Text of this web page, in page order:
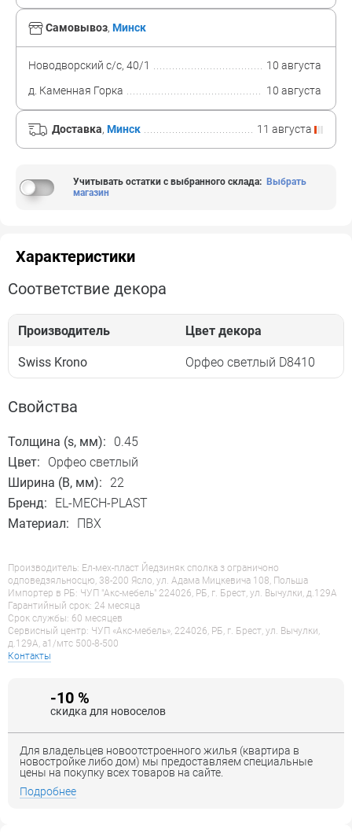
Самовывоз, Минск
Новодворский с/с, 40/1
10 августа
д. Каменная Горка
10 августа
Доставка, Минск 11 августа
Учитывать остатки с выбранного склада: Выбрать
магазин
Характеристики
Соответствие декора
Производитель Цвет декора
Swiss Krono Орфео светлый D8410
Свойства
Толщина (s, мм):
0.45
Цвет:
Орфео светлый
Ширина (B, мм):
22
Бренд:
EL-MECH-PLAST
Материал:
ПВХ
Производитель: Ел-мех-пласт Йедзиняк сполка з ограничоно
одповедзяльносцю, 38-200 Ясло, ул. Адама Мицкевича 108, Польша
Импортер в РБ: ЧУП "Акс-мебель" 224026, РБ, г. Брест, ул. Вычулки, д.129А
Гарантийный срок: 24 месяца
Срок службы: 60 месяцев
Сервисный центр: ЧУП «Акс-мебель», 224026, РБ, г. Брест, ул. Вычулки,
д.129А, a1/мтс 500-8-500
Контакты
-10 %
скидка для новоселов
Для владельцев новоотстроенного жилья (квартира в
новостройке либо дом) мы предоставляем специальные
цены на покупку всех товаров на сайте.
Подробнее